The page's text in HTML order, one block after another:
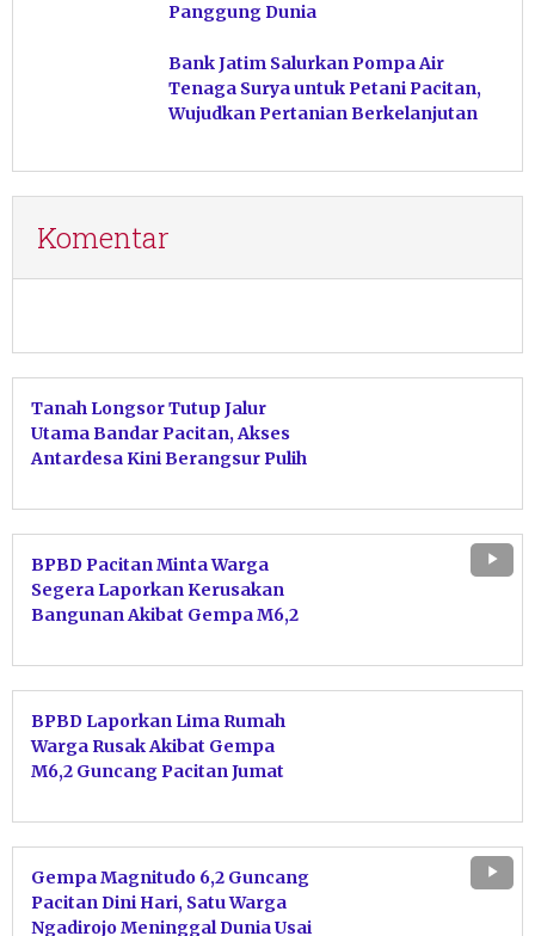
Panggung Dunia
Bank Jatim Salurkan Pompa Air
Tenaga Surya untuk Petani Pacitan,
Wujudkan Pertanian Berkelanjutan
Komentar
Tanah Longsor Tutup Jalur
Utama Bandar Pacitan, Akses
Antardesa Kini Berangsur Pulih
BPBD Pacitan Minta Warga
Segera Laporkan Kerusakan
Bangunan Akibat Gempa M6,2
BPBD Laporkan Lima Rumah
Warga Rusak Akibat Gempa
M6,2 Guncang Pacitan Jumat
Gempa Magnitudo 6,2 Guncang
Pacitan Dini Hari, Satu Warga
Ngadirojo Meninggal Dunia Usai